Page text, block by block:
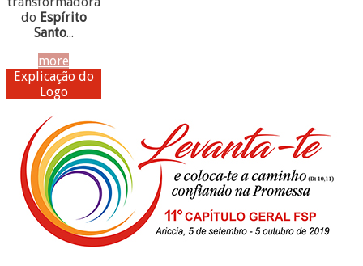
do Espírito
Santo...
more
Explicação do
Logo